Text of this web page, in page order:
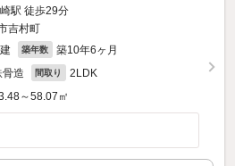
駅 徒歩29分
吉村町
築年数 築10年6ヶ月
骨造 間取り 2LDK
～58.07㎡